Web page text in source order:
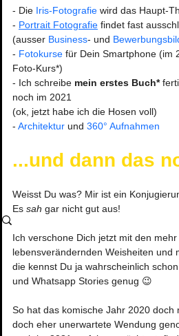
- Die Iris-Fotografie wird das Haupt-
- Portrait Fotografie findet fast
(ausser Business- und
- Fotokurse für Dein Smartphone (im
Foto-Kurs*)
- Ich schreibe mein erstes Buch*
noch im 2021
(ok, jetzt habe ich die Hosen voll)
- Architektur und 360° Aufnahmen
...und dann das
Weisst Du was? Mir ist ein
Es sah gar nicht gut aus!
Ich verschone Dich jetzt mit den
lebensverändernden Weisheiten und
die kennst Du ja wahrscheinlich
und Whatsapp Stories genug 😉
So hat das komische Jahr 2020 doch
doch eher unerwartete Wendung